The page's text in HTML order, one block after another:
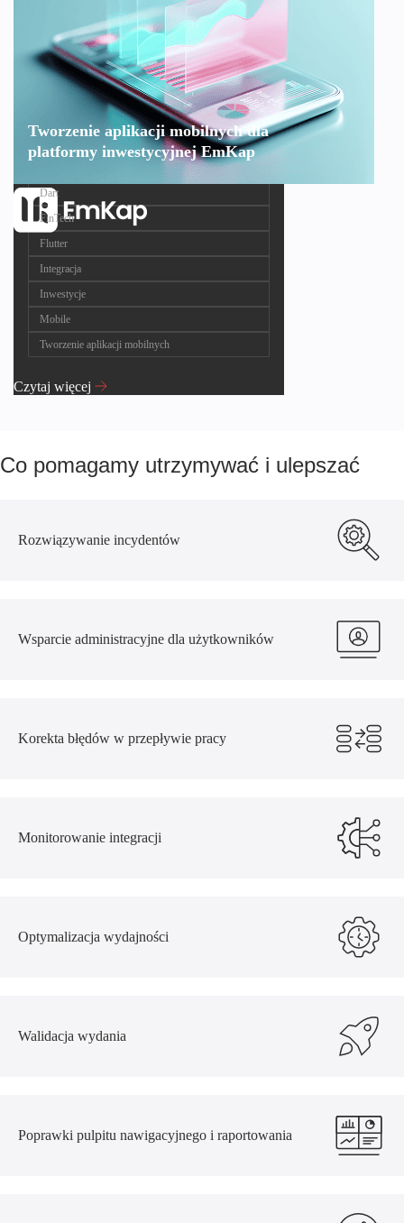
Tworzenie aplikacji mobilnych dla
platformy inwestycyjnej EmKap
Dart
FinTech
Flutter
Integracja
Inwestycje
Mobile
Tworzenie aplikacji mobilnych
Czytaj więcej
Co pomagamy utrzymywać i ulepszać
Rozwiązywanie incydentów
Wsparcie administracyjne dla użytkowników
Korekta błędów w przepływie pracy
Monitorowanie integracji
Optymalizacja wydajności
Walidacja wydania
Poprawki pulpitu nawigacyjnego i raportowania